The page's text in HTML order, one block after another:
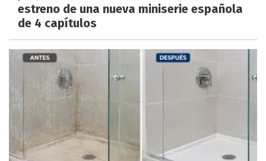
estreno de una nueva miniserie española
de 4 capítulos